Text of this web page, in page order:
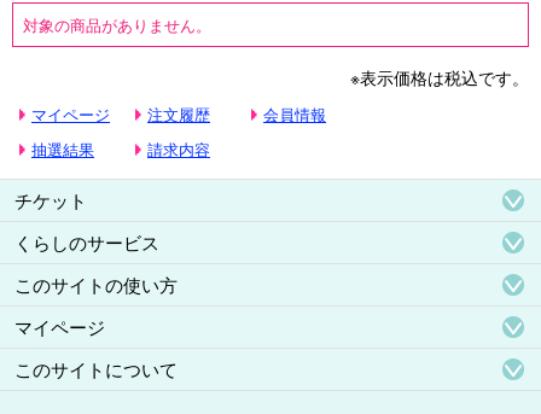
対象の商品がありません。
※表示価格は税込です。
マイページ 注文履歴
会員情報
抽選結果
請求内容
チケット
くらしのサービス
このサイトの使い方
マイページ
このサイトについて